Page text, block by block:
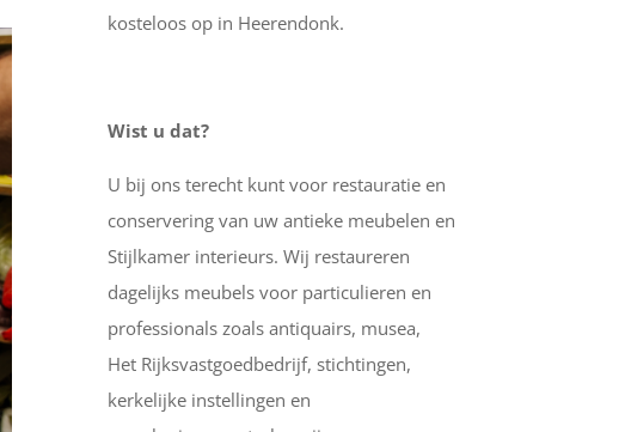
kosteloos op in Heerendonk.
Wist u dat?
U bij ons terecht kunt voor restauratie en
conservering van uw antieke meubelen en
Stijlkamer interieurs. Wij restaureren
dagelijks meubels voor particulieren en
professionals zoals antiquairs, musea,
Het Rijksvastgoedbedrijf, stichtingen,
kerkelijke instellingen en